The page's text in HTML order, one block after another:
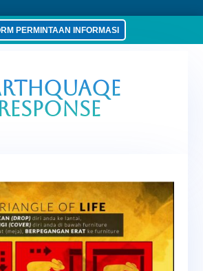
PERMINTAAN INFORMASI
RESPONSE